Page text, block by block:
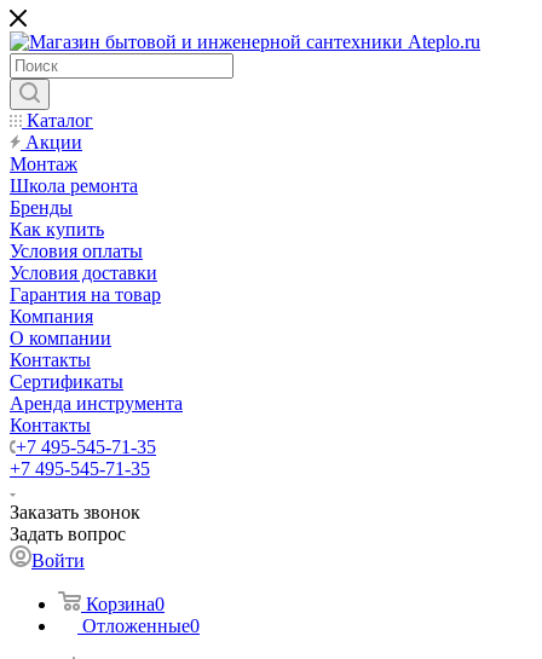
Каталог
Акции
Монтаж
Школа ремонта
Бренды
Как купить
Условия оплаты
Условия доставки
Гарантия на товар
Компания
О компании
Контакты
Сертификаты
Аренда инструмента
Контакты
+7 495-545-71-35
+7 495-545-71-35
Заказать звонок
Задать вопрос
Войти
Корзина0
Отложенные0